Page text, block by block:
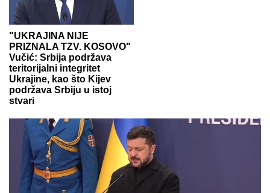
"UKRAJINA NIJE
PRIZNALA TZV. KOSOVO"
Vučić: Srbija podržava
teritorijalni integritet
Ukrajine, kao što Kijev
podržava Srbiju u istoj
stvari